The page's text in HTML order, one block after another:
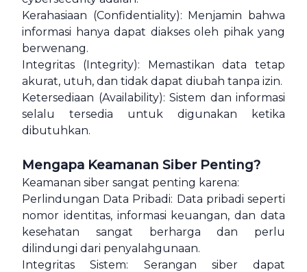
Kerahasiaan (Confidentiality): Menjamin bahwa
informasi hanya dapat diakses oleh pihak yang
berwenang.
Integritas (Integrity): Memastikan data tetap
akurat, utuh, dan tidak dapat diubah tanpa izin.
Ketersediaan (Availability): Sistem dan informasi
selalu tersedia untuk digunakan ketika
dibutuhkan.
Mengapa Keamanan Siber Penting?
Keamanan siber sangat penting karena:
Perlindungan Data Pribadi: Data pribadi seperti
nomor identitas, informasi keuangan, dan data
kesehatan sangat berharga dan perlu
dilindungi dari penyalahgunaan.
Integritas Sistem: Serangan siber dapat